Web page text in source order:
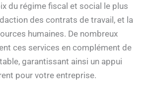
du régime fiscal et social le plus
des contrats de travail, et la
humaines. De nombreux
ces services en complément de
garantissant ainsi un appui
pour votre entreprise.